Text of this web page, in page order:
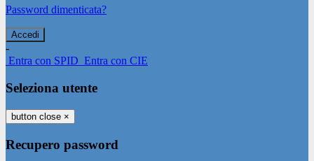
Password dimenticata?
-
Entra con SPID Entra con CIE
Seleziona utente
button close ×
Recupero password